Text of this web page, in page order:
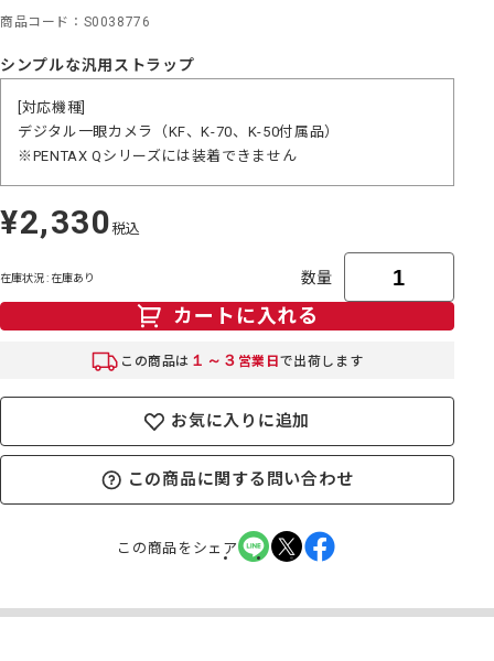
商品コード S0038776
シンプルな汎用ストラップ
[対応機種]
デジタル一眼カメラ（KF、K-70、K-50付属品）
※PENTAX Qシリーズには装着できません
定
価
¥2,330税込
在庫状況 : 在庫あり 数量
カートに入れる
この商品は １～３ 営業日 で出荷します
お気に入りに追加
この商品に関する問い合わせ
この商品をシェア